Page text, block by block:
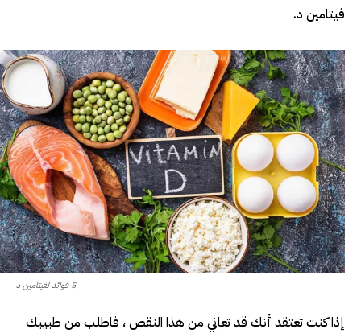
فيتامين د.
5 فوائد لفيتامين د
إذا كنت تعتقد أنك قد تعاني من هذا النقص ، فاطلب من طبيبك